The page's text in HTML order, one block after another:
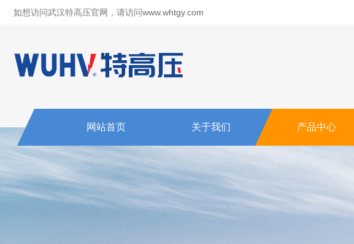
如想访问武汉特高压官网，请访问www.whtgy.com
网站首页 关于我们 产品中心